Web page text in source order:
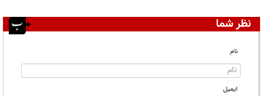
نظر شما
نام
ایمیل